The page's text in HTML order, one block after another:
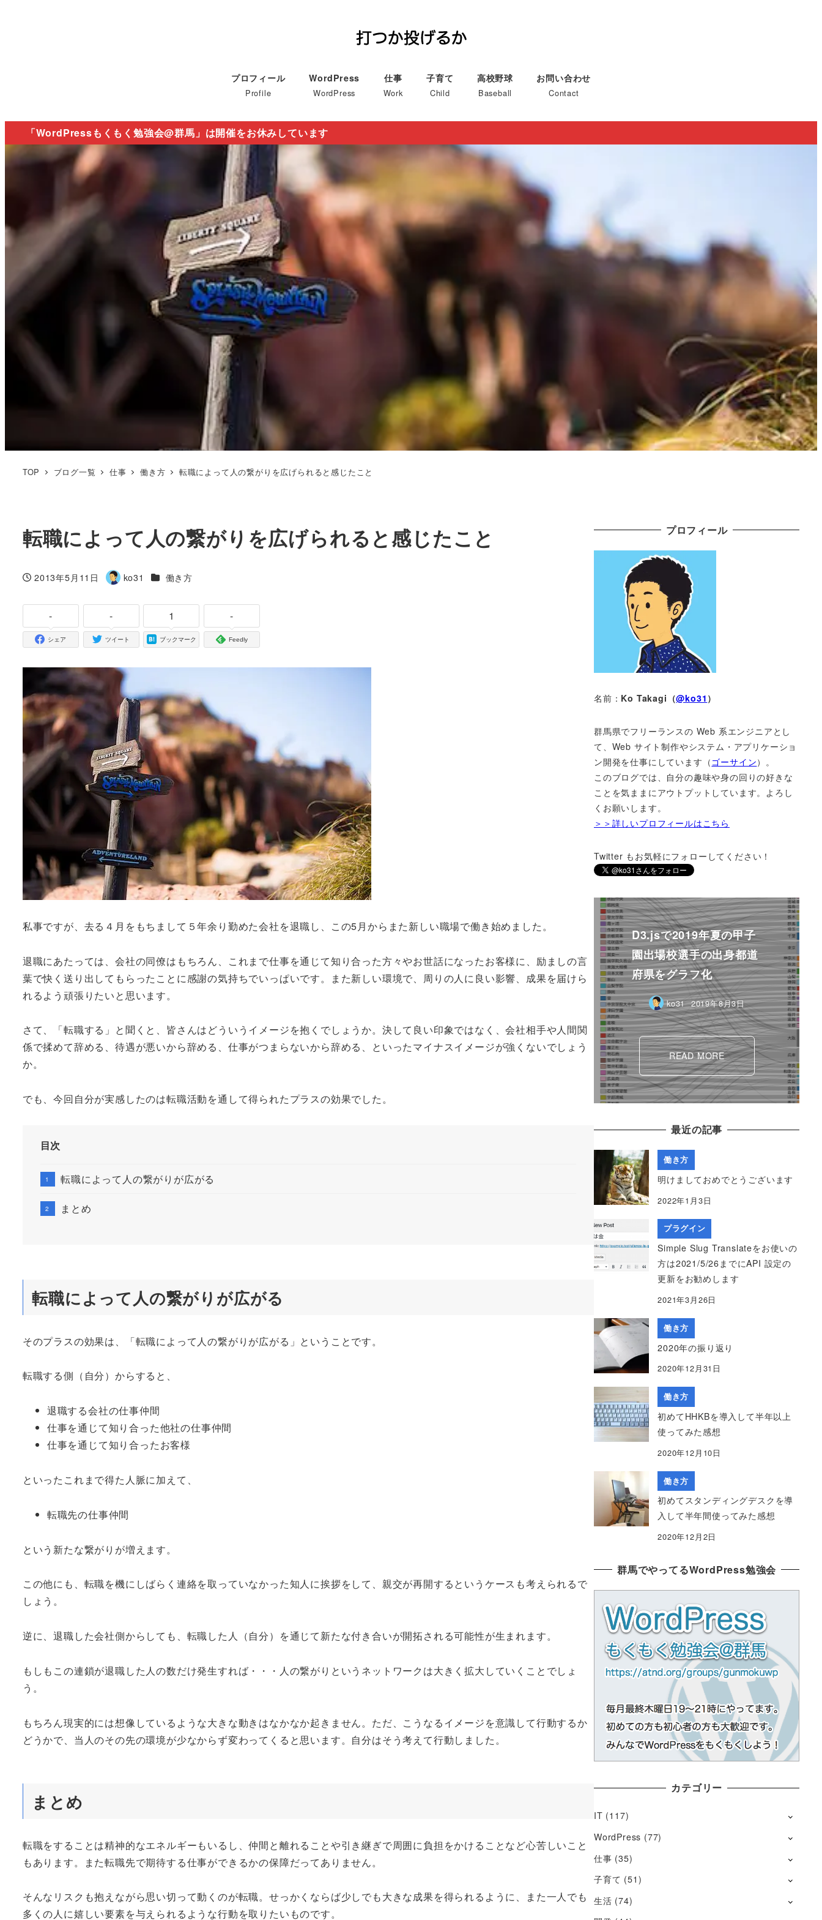
プロフィール
Profile
WordPress
WordPress
仕事
Work
子育て
Child
高校野球
Baseball
お問い合わせ
Contact
「WordPressもくもく勉強会@群馬」は開催をお休みしています
TOP ブログ一覧 仕事 働き方 転職によって人の繋がりを広げられると感じたこと
転職によって人の繋がりを広げられると感じたこと
投稿日
2013年5月11日
著
ko31 カテゴリー
働き方
-
シェア
-
ツイート
1
ブックマーク
-
Feedly
私事ですが、去る４月をもちまして５年余り勤めた会社を退職し、この5月からまた新しい職場で働き始めました。
退職にあたっては、会社の同僚はもちろん、これまで仕事を通じて知り合った方々やお世話になったお客様に、励ましの言
葉で快く送り出してもらったことに感謝の気持ちでいっぱいです。また新しい環境で、周りの人に良い影響、成果を届けら
れるよう頑張りたいと思います。
さて、「転職する」と聞くと、皆さんはどういうイメージを抱くでしょうか。決して良い印象ではなく、会社相手や人間関
係で揉めて辞める、待遇が悪いから辞める、仕事がつまらないから辞める、といったマイナスイメージが強くないでしょう
か。
でも、今回自分が実感したのは転職活動を通して得られたプラスの効果でした。
目次
転職によって人の繋がりが広がる
まとめ
転職によって人の繋がりが広がる
そのプラスの効果は、「転職によって人の繋がりが広がる」ということです。
転職する側（自分）からすると、
退職する会社の仕事仲間
仕事を通じて知り合った他社の仕事仲間
仕事を通じて知り合ったお客様
といったこれまで得た人脈に加えて、
転職先の仕事仲間
という新たな繋がりが増えます。
この他にも、転職を機にしばらく連絡を取っていなかった知人に挨拶をして、親交が再開するというケースも考えられるで
しょう。
逆に、退職した会社側からしても、転職した人（自分）を通じて新たな付き合いが開拓される可能性が生まれます。
もしもこの連鎖が退職した人の数だけ発生すれば・・・人の繋がりというネットワークは大きく拡大していくことでしょ
う。
もちろん現実的には想像しているような大きな動きはなかなか起きません。ただ、こうなるイメージを意識して行動するか
どうかで、当人のその先の環境が少なからず変わってくると思います。自分はそう考えて行動しました。
まとめ
転職をすることは精神的なエネルギーもいるし、仲間と離れることや引き継ぎで周囲に負担をかけることなど心苦しいこと
もあります。また転職先で期待する仕事ができるかの保障だってありません。
そんなリスクも抱えながら思い切って動くのが転職。せっかくならば少しでも大きな成果を得られるように、また一人でも
多くの人に嬉しい要素を与えられるような行動を取りたいものです。
プロフィール
名前： Ko Takagi（@ko31 ）
群馬県でフリーランスの Web 系エンジニアとし
て、Web サイト制作やシステム・アプリケーショ
ン開発を仕事にしています（ ゴーサイン）。
このブログでは、自分の趣味や身の回りの好きな
ことを気ままにアウトプットしています。よろし
くお願いします。
＞＞詳しいプロフィールはこちら
Twitter もお気軽にフォローしてください！
D3.jsで2019年夏の甲子
園出場校選手の出身都道
府県をグラフ化
ko31 2019年8月3日
READ MORE
最近の記事
働き方
明けましておめでとうございます
2022年1月3日
プラグイン
Simple Slug Translateをお使いの
方は2021/5/26までにAPI 設定の
更新をお勧めします
2021年3月26日
働き方
2020年の振り返り
2020年12月31日
働き方
初めてHHKBを導入して半年以上
使ってみた感想
2020年12月10日
働き方
初めてスタンディングデスクを導
入して半年間使ってみた感想
2020年12月2日
群馬でやってるWordPress勉強会
カテゴリー
IT (117)
WordPress (77)
仕事 (35)
子育て (51)
生活 (74)